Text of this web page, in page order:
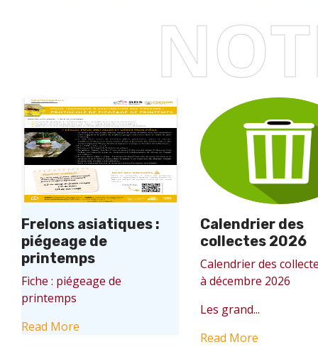
Frelons asiatiques :
piégeage de
printemps
Fiche : piégeage de
printemps
Read More
Calendrier des
collectes 2026
Calendrier des
à décembre 2026
Les grand...
Read More